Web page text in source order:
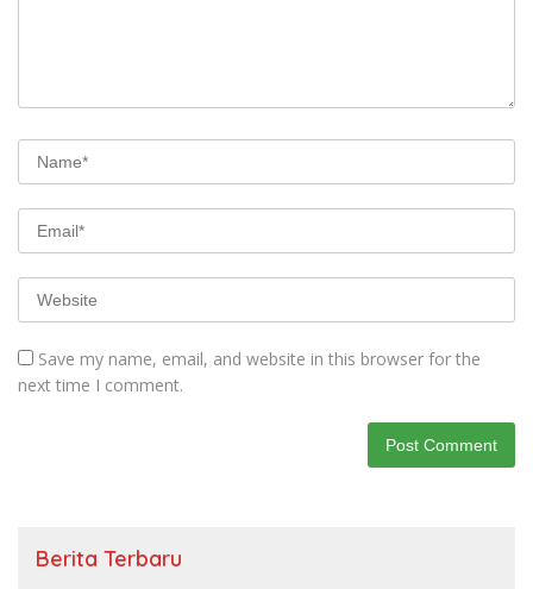
Save my name, email, and website in this browser for the
next time I comment.
Berita Terbaru